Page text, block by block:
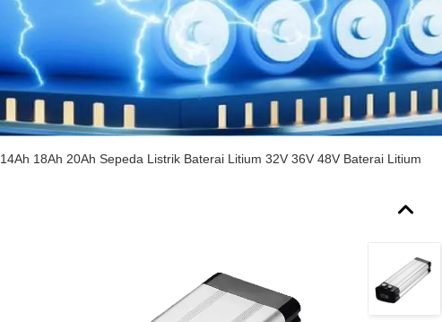
14Ah 18Ah 20Ah Sepeda Listrik Baterai Litium 32V 36V 48V Baterai Litium